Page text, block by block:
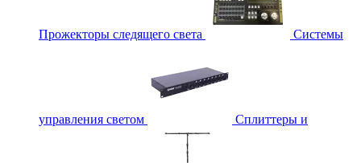
Прожекторы следящего света Системы
управления светом Сплиттеры и